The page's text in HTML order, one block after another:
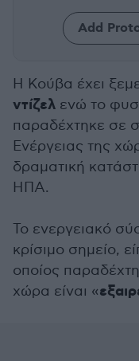
Add
Η Κούβα έχει
ντίζελ ενώ το
παραδέχτηκε σε
Ενέργειας της
δραματική
ΗΠΑ.
Το ενεργειακό
κρίσιμο σημείο,
οποίος
χώρα είναι «